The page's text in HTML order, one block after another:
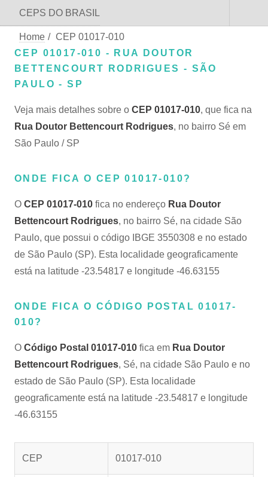
CEPS DO BRASIL
Home / CEP 01017-010
CEP 01017-010 - RUA DOUTOR
BETTENCOURT RODRIGUES - SÃO
PAULO - SP
Veja mais detalhes sobre o CEP 01017-010, que fica na
Rua Doutor Bettencourt Rodrigues, no bairro Sé em
São Paulo / SP
ONDE FICA O CEP 01017-010?
O CEP 01017-010 fica no endereço Rua Doutor
Bettencourt Rodrigues, no bairro Sé, na cidade São
Paulo, que possui o código IBGE 3550308 e no estado
de São Paulo (SP). Esta localidade geograficamente
está na latitude -23.54817 e longitude -46.63155
ONDE FICA O CÓDIGO POSTAL 01017-
010?
O Código Postal 01017-010 fica em Rua Doutor
Bettencourt Rodrigues, Sé, na cidade São Paulo e no
estado de São Paulo (SP). Esta localidade
geograficamente está na latitude -23.54817 e longitude
-46.63155
CEP 01017-010